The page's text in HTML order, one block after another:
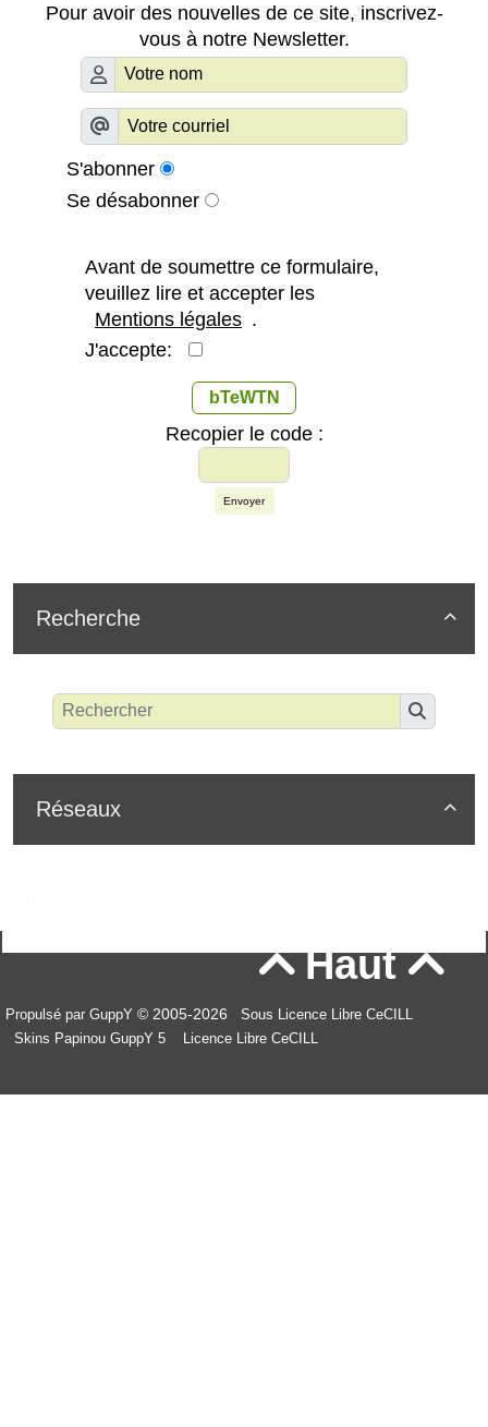
Pour avoir des nouvelles de ce site, inscrivez-
vous à notre Newsletter.
S'abonner
Se désabonner
Avant de soumettre ce formulaire,
veuillez lire et accepter les
Mentions légales .
J'accepte:
bTeWTN
Recopier le code :
Envoyer

Recherche

Réseaux
Haut
Propulsé par GuppY © 2005-2026
Sous Licence Libre CeCILL
Skins Papinou GuppY 5
Licence Libre CeCILL